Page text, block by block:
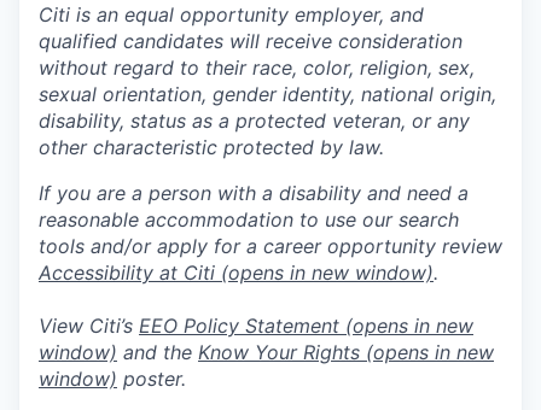
Citi is an equal opportunity employer, and
qualified candidates will receive consideration
without regard to their race, color, religion, sex,
sexual orientation, gender identity, national origin,
disability, status as a protected veteran, or any
other characteristic protected by law.
If you are a person with a disability and need a
reasonable accommodation to use our search
tools and/or apply for a career opportunity review
Accessibility at Citi (opens in new window).
View Citi’s EEO Policy Statement (opens in new
window) and the Know Your Rights (opens in new
window) poster.